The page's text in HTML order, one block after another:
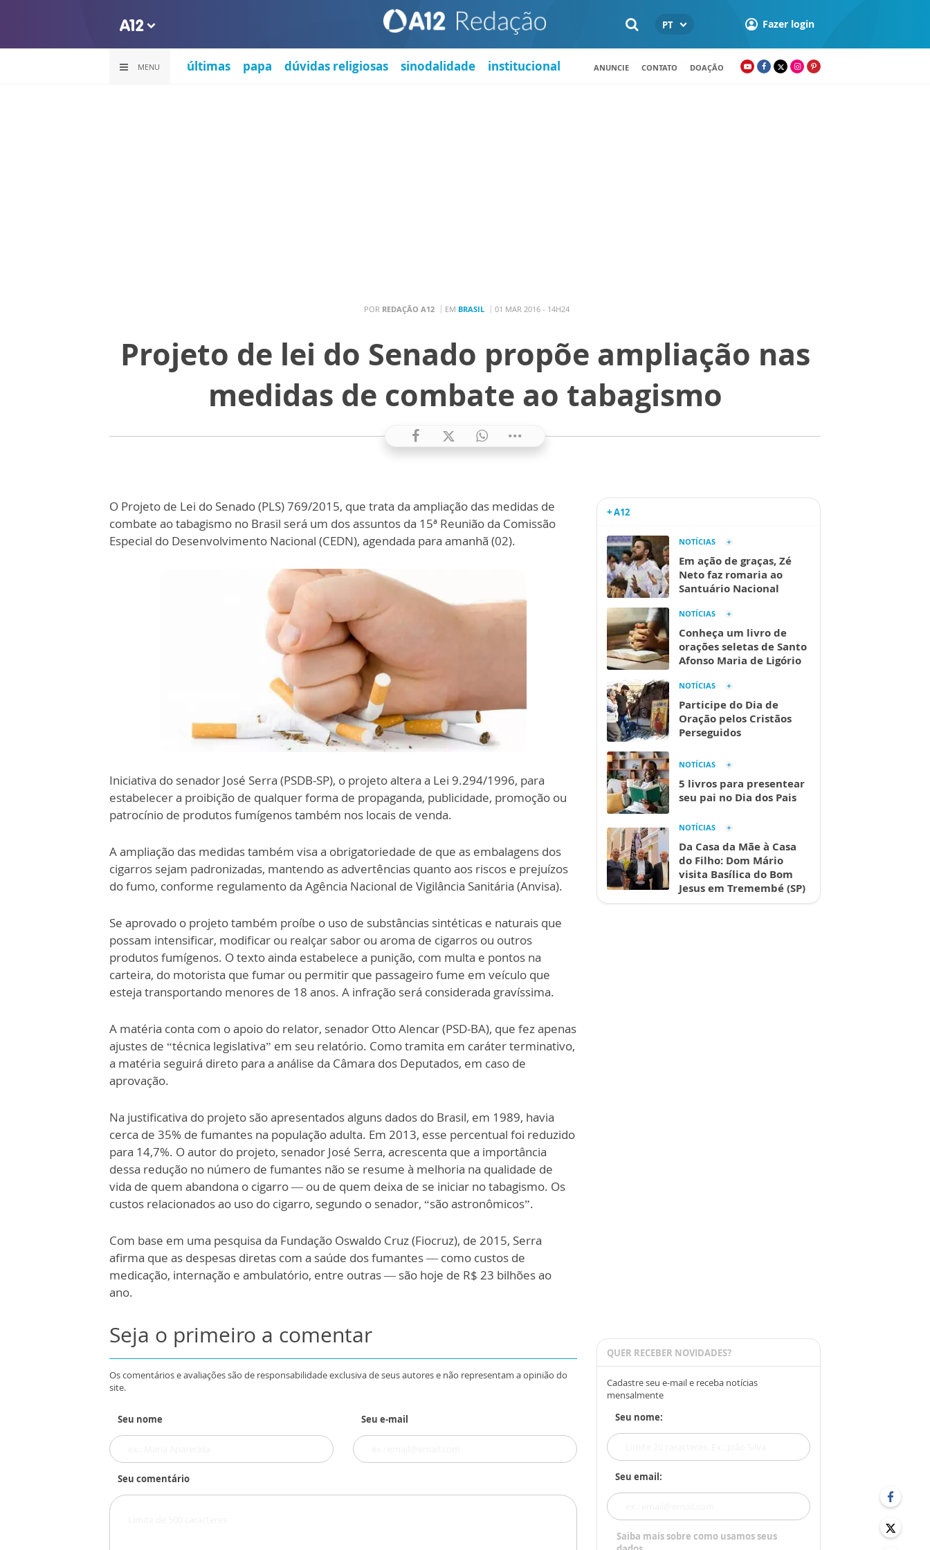
PT Fazer login
MENU últimas papa dúvidas religiosas sinodalidade institucional ANUNCIE CONTATO DOAÇÃO
POR REDAÇÃO A12 EM BRASIL 01 MAR 2016 - 14H24
Projeto de lei do Senado propõe ampliação nas
medidas de combate ao tabagismo
O Projeto de Lei do Senado (PLS) 769/2015, que trata da ampliação das medidas de
combate ao tabagismo no Brasil será um dos assuntos da 15ª Reunião da Comissão
Especial do Desenvolvimento Nacional (CEDN), agendada para amanhã (02).
Iniciativa do senador José Serra (PSDB-SP), o projeto altera a Lei 9.294/1996, para
estabelecer a proibição de qualquer forma de propaganda, publicidade, promoção ou
patrocínio de produtos fumígenos também nos locais de venda.
A ampliação das medidas também visa a obrigatoriedade de que as embalagens dos
cigarros sejam padronizadas, mantendo as advertências quanto aos riscos e prejuízos
do fumo, conforme regulamento da Agência Nacional de Vigilância Sanitária (Anvisa).
Se aprovado o projeto também proíbe o uso de substâncias sintéticas e naturais que
possam intensificar, modificar ou realçar sabor ou aroma de cigarros ou outros
produtos fumígenos. O texto ainda estabelece a punição, com multa e pontos na
carteira, do motorista que fumar ou permitir que passageiro fume em veículo que
esteja transportando menores de 18 anos. A infração será considerada gravíssima.
A matéria conta com o apoio do relator, senador Otto Alencar (PSD-BA), que fez apenas
ajustes de “técnica legislativa” em seu relatório. Como tramita em caráter terminativo,
a matéria seguirá direto para a análise da Câmara dos Deputados, em caso de
aprovação.
Na justificativa do projeto são apresentados alguns dados do Brasil, em 1989, havia
cerca de 35% de fumantes na população adulta. Em 2013, esse percentual foi reduzido
para 14,7%. O autor do projeto, senador José Serra, acrescenta que a importância
dessa redução no número de fumantes não se resume à melhoria na qualidade de
vida de quem abandona o cigarro — ou de quem deixa de se iniciar no tabagismo. Os
custos relacionados ao uso do cigarro, segundo o senador, “são astronômicos”.
Com base em uma pesquisa da Fundação Oswaldo Cruz (Fiocruz), de 2015, Serra
afirma que as despesas diretas com a saúde dos fumantes — como custos de
medicação, internação e ambulatório, entre outras — são hoje de R$ 23 bilhões ao
ano.
Seja o primeiro a comentar
Os comentários e avaliações são de responsabilidade exclusiva de seus autores e não representam a opinião do
site.
Seu nome Seu e-mail
Seu comentário
+ A12
NOTÍCIAS
Em ação de graças, Zé
Neto faz romaria ao
Santuário Nacional
NOTÍCIAS
Conheça um livro de
orações seletas de Santo
Afonso Maria de Ligório
NOTÍCIAS
Participe do Dia de
Oração pelos Cristãos
Perseguidos
NOTÍCIAS
5 livros para presentear
seu pai no Dia dos Pais
NOTÍCIAS
Da Casa da Mãe à Casa
do Filho: Dom Mário
visita Basílica do Bom
Jesus em Tremembé (SP)
QUER RECEBER NOVIDADES?
Cadastre seu e-mail e receba notícias
mensalmente
Seu nome:
Seu email:
Saiba mais sobre como usamos seus